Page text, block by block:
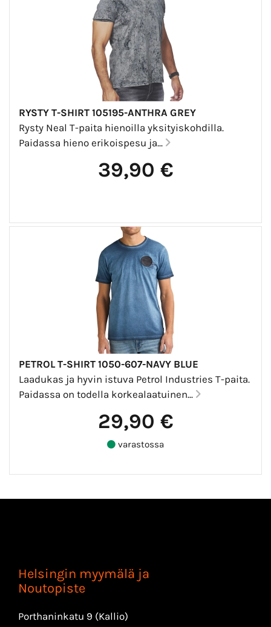
RYSTY T-SHIRT 105195-ANTHRA GREY
Rysty Neal T-paita hienoilla yksityiskohdilla.
Paidassa hieno erikoispesu ja...
39,90 €
PETROL T-SHIRT 1050-607-NAVY BLUE
Laadukas ja hyvin istuva Petrol Industries T-paita.
Paidassa on todella korkealaatuinen...
29,90 €
varastossa
Helsingin myymälä ja
Noutopiste
Porthaninkatu 9 (Kallio)